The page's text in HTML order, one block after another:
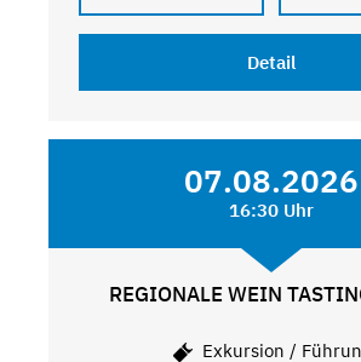
Detail
07.08.2026
16:30 Uhr
REGIONALE WEIN
Exkursion /